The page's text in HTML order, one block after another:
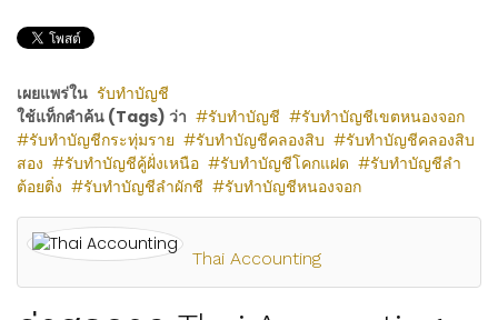
เผยแพร่ใน รับทำบัญชี
ใช้แท็กคำค้น (Tags) ว่า
รับทำบัญชี
รับทำบัญชีเขตหนองจอก
รับทำบัญชีกระทุ่มราย
รับทำบัญชีคลองสิบ
รับทำบัญชีคลองสิบ
สอง
รับทำบัญชีคู้ฝั่งเหนือ รับทำบัญชีโคกแฝด
รับทำบัญชีลำ
ต้อยติ่ง
รับทำบัญชีลำผักชี รับทำบัญชีหนองจอก
Thai Accounting